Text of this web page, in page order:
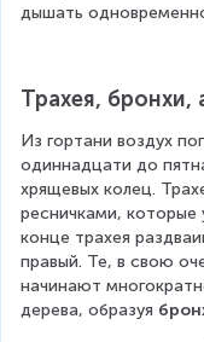
дышать
Трахея, бронхи,
Из гортани воздух
одиннадцати до
хрящевых колец.
ресничками,
конце трахея
правый. Те, в свою
начинают
дерева, образуя